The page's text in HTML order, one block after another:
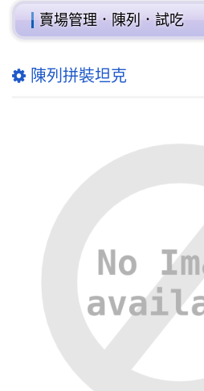
賣場管理．陳列．試吃
陳列拼裝坦克